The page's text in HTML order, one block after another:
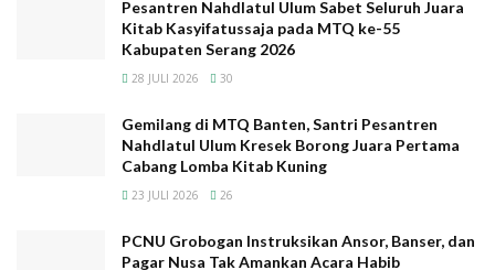
Kitab Kiai Imad, Qami’ al-Masawi, Jawab Tuntas Kitab Mbah
Ryan Kudus Yang Bela Ba’alwi, Al-Khulashah al-Nafisah
Kesadaran Merata Pribumi atas Eksistensi Habaib di
جواب عماد الدين عثمان البنتني عن كتاب الخلاصة النفيسة لابن حرجو
Telah Terbit Buku Kiai Imad 1000 Halaman Lebih: Sejarah
Tablig Akbar PWI-LS di Pemalang Dipadati Puluhan Ribu
Pesantren Nahdlatul Ulum Sabet Seluruh Juara
Kitab Kasyifatussaja pada MTQ ke-55
Kabupaten Serang 2026
28 JULI 2026 30
Gemilang di MTQ Banten, Santri Pesantren
Nahdlatul Ulum Kresek Borong Juara Pertama
Cabang Lomba Kitab Kuning
23 JULI 2026 26
PCNU Grobogan Instruksikan Ansor, Banser, dan
Pagar Nusa Tak Amankan Acara Habib